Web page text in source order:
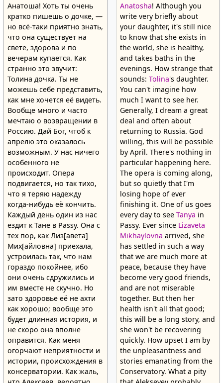
Анатоша! Хоть ты очень
кратко пишешь о дочке, —
но всё-таки приятно знать,
что она существует на
свете, здорова и по
вечерам купается. Как
странно это звучит:
Толина дочка. Ты не
можешь себе представить,
как мне хочется её видеть.
Вообще много и часто
мечтаю о возвращении в
Россию. Дай Бог, чтоб к
апрелю это оказалось
возможным. У нас ничего
особенного не
происходит. Опера
подвигается, но так тихо,
что я теряю надежду
когда-нибудь её кончить.
Каждый день один из нас
ездит к Тане в Passy. Она с
тех пор, как Лиз[авета]
Мих[айловна] приехала,
устроилась так, что нам
гораздо покойнее, ибо
они очень сдружились и
им вместе не скучно. Но
зато здоровье её не ахти
как хорошо; вообще это
будет длинная история, и
не скоро она вполне
оправится. Как меня
огорчают неприятности и
истории, происхождения в
консерватории. Как жаль,
Anatosha! Although you
write very briefly about
your daughter, it's still nice
to know that she exists in
the world, she is healthy,
and takes baths in the
evenings. How strange that
sounds: Tolina's daughter.
You can't imagine how
much I want to see her.
Generally, I dream a great
deal and often about
returning to Russia. God
willing, this will be possible
by April. There's nothing in
particular happening here.
The opera is coming along,
but so quietly that I'm
losing hope of ever
finishing it. One of us goes
every day to see Tanya in
Passy. Ever since Lizaveta
Mikhaylovna arrived, she
has settled in such a way
that we are much more at
peace, because they have
become very good friends,
and are not miserable
together. But then her
health isn't all that good;
this will be a long story, and
she won't be recovering
quickly. How upset I am by
the unpleasantness and
stories emanating from the
Conservatory. What a pity